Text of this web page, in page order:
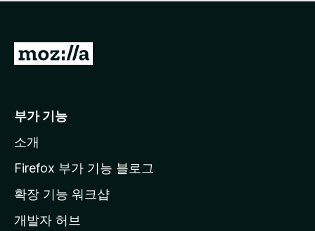
점
습
니
M
l
a
페
이
부가 기능
소개
Firefox 부가 기능 블로그
확장 기능 워크샵
개발자 허브